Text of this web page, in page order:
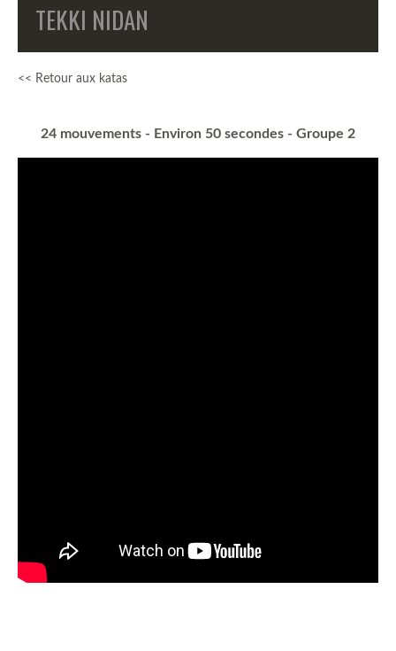
TEKKI NIDAN
<< Retour aux katas
24 mouvements - Environ 50 secondes - Groupe 2